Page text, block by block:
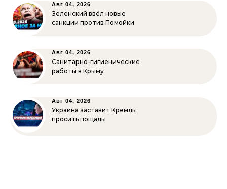
Авг 04, 2026
Зеленский ввёл новые
санкции против Помойки
Авг 04, 2026
Санитарно-гигиенические
работы в Крыму
Авг 04, 2026
Украина заставит Кремль
просить пощады